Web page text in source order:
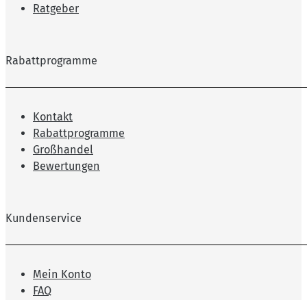
Ratgeber
Rabattprogramme
Kontakt
Rabattprogramme
Großhandel
Bewertungen
Kundenservice
Mein Konto
FAQ